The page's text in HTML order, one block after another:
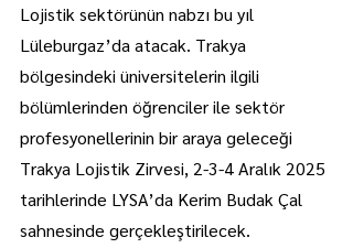
Lojistik sektörünün nabzı bu yıl
Lüleburgaz’da atacak. Trakya
bölgesindeki üniversitelerin ilgili
bölümlerinden öğrenciler ile sektör
profesyonellerinin bir araya geleceği
Trakya Lojistik Zirvesi, 2-3-4 Aralık 2025
tarihlerinde LYSA’da Kerim Budak Çal
sahnesinde gerçekleştirilecek.